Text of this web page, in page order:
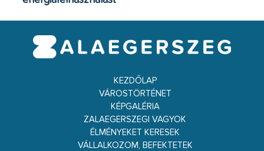
KEZDŐLAP
VÁROSTÖRTÉNET
KÉPGALÉRIA
ZALAEGERSZEGI VAGYOK
ÉLMÉNYEKET KERESEK
VÁLLALKOZOM, BEFEKTETEK